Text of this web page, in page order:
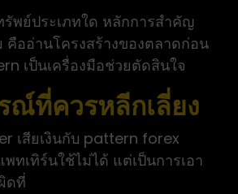
รัพย์ประเภทใด หลักการสำคัญ
คืออ่านโครงสร้างของตลาดก่อน
เป็นเครื่องมือช่วยตัดสินใจ
ณ์ที่ควรหลีกเลี่ยง
เสียเงินกับ pattern forex
ทเทิร์นใช้ไม่ได้ แต่เป็นการเอา
ดที่